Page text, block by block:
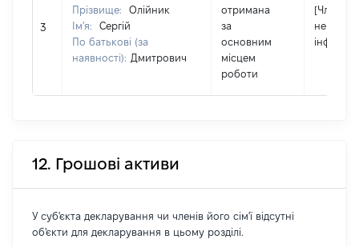
3
Прізвище:
Олійник
Ім'я:
Сергій
По батькові (за
наявності): Дмитрович
отримана
за
основним
місцем
роботи
[Член
не надав
12. Грошові активи
У суб'єкта декларування чи членів його сім'ї відсутні
об'єкти для декларування в цьому розділі.